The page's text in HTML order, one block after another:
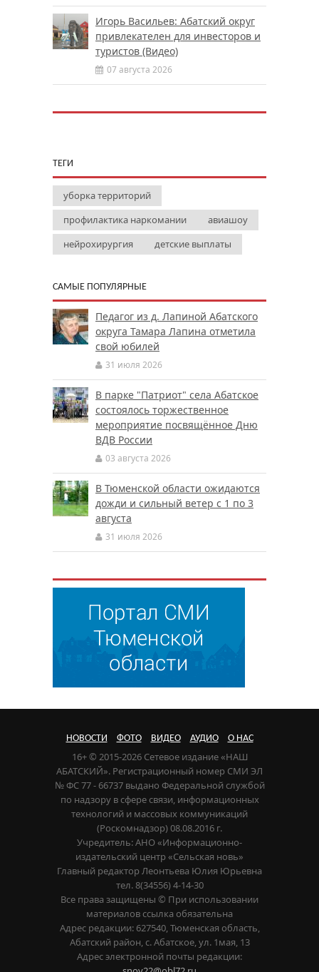
Игорь Васильев: Абатский округ
привлекателен для инвесторов и
туристов (Видео)
07 августа 2026
ТЕГИ
уборка территорий
профилактика наркомании
авиашоу
нейрохирургия
детские выплаты
САМЫЕ ПОПУЛЯРНЫЕ
Педагог из д. Лапиной Абатского
округа Тамара Лапина отметила
свой юбилей
31 июля 2026
В парке "Патриот" села Абатское
состоялось торжественное
мероприятие посвящённое Дню
ВДВ России
03 августа 2026
В Тюменской области ожидаются
дожди и сильный ветер с 1 по 3
августа
31 июля 2026
НОВОСТИ ФОТО ВИДЕО АУДИО О НАС
16+ © 2015-2026 Сетевое издание «НАШ
АБАТСКИЙ». Регистрационный номер СМИ ЭЛ
№ ФС 77 - 66737 выдано Федеральной службой
по надзору в сфере связи, информационных
технологий и массовых коммуникаций
(Роскомнадзор) 08.08.2016 г.
Учредитель: АНО «Информационно-
издательский центр «Сельская новь»
Главный редактор Леонтьева Юлия Юрьевна
тел. 8(34556) 4-14-30
Все права защищены © При использовании
материалов ссылка обязательна
Адрес редакции: 627540, Тюменская область,
Абатский район, с. Абатское, ул. 1мая, 13
Адрес электронной почты редакции: